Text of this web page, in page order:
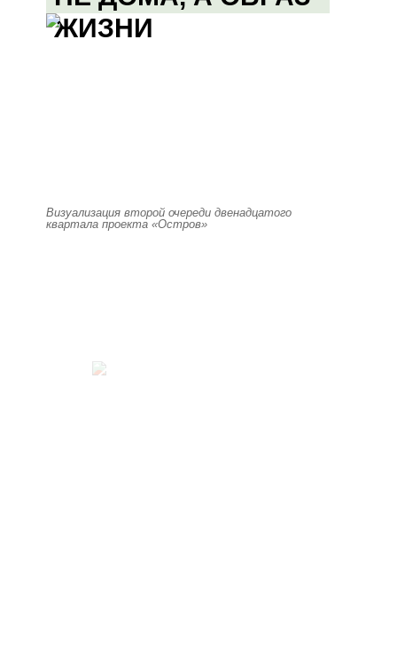
ЖИЗНИ
Визуализация второй очереди двенадцатого
квартала проекта «Остров»